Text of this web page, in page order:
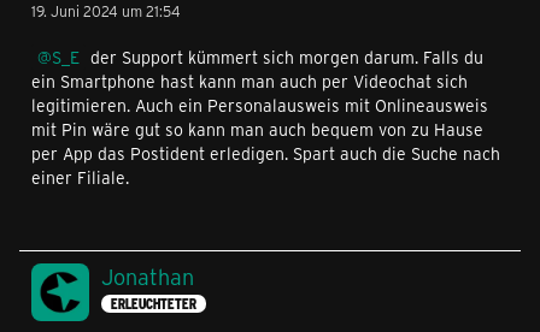
19. Juni 2024 um 21:54
S_E der Support kümmert sich morgen darum. Falls du
ein Smartphone hast kann man auch per Videochat sich
legitimieren. Auch ein Personalausweis mit Onlineausweis
mit Pin wäre gut so kann man auch bequem von zu Hause
per App das Postident erledigen. Spart auch die Suche nach
einer Filiale.
Jonathan
ERLEUCHTETER